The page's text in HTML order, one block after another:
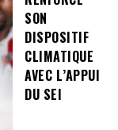
SON
DISPOSITIF
CLIMATIQUE
AVEC L’APPUI
DU SEI